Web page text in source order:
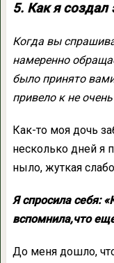
5. Как я создал
Когда вы
намеренно
было принято
привело к не
Как-то моя дочь
несколько дней я
ныло, жуткая
Я спросила себя:
вспомнила,что
До меня дошло,